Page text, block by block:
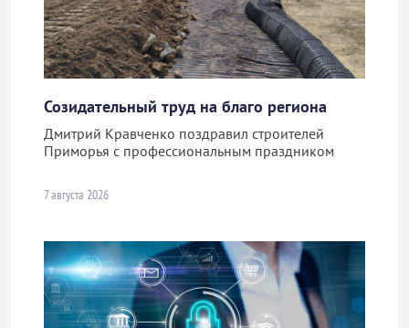
Созидательный труд на благо региона
Дмитрий Кравченко поздравил строителей
Приморья с профессиональным праздником
7 августа 2026